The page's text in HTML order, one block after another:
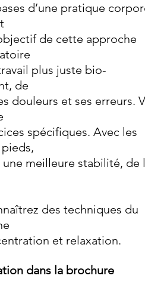
d’une pratique
de cette approche
plus juste bio-
de
douleurs et ses erreurs.
spécifiques. Avec les
une meilleure stabilité, de
des techniques du
et relaxation.
dans la brochure